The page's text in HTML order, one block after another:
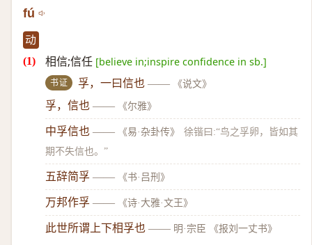
fú
动
相信;信任 [believe in;inspire confidence in sb.]
书证 孚，一曰信也 —— 《说文》
孚，信也 —— 《尔雅》
中孚信也 —— 《易·杂卦传》
徐锴曰:“鸟之孚卵，皆如其
期不失信也。”
五辞简孚 —— 《书·吕刑》
万邦作孚 —— 《诗·大雅·文王》
此世所谓上下相孚也 —— 明·宗臣 《报刘一丈书》